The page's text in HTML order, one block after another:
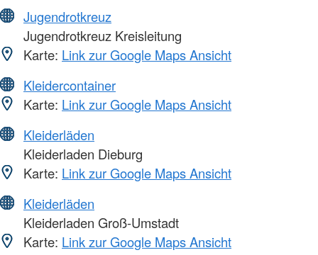
Jugendrotkreuz
Jugendrotkreuz Kreisleitung
Karte: Link zur Google Maps Ansicht
Kleidercontainer
Karte: Link zur Google Maps Ansicht
Kleiderläden
Kleiderladen Dieburg
Karte: Link zur Google Maps Ansicht
Kleiderläden
Kleiderladen Groß-Umstadt
Karte: Link zur Google Maps Ansicht